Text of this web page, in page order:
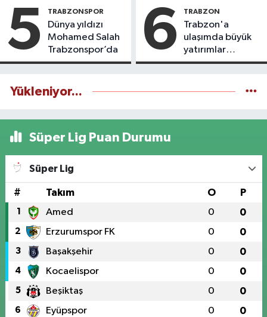
5 TRABZONSPOR
Dünya yıldızı
Mohamed Salah
Trabzonspor’da
6 TRABZON
Trabzon'a
ulaşımda büyük
yatırımlar
yapılıyor
Yükleniyor...
Süper Lig Puan Durumu
Süper Lig
# Takım O P
1 Amed 0 0
2 Erzurumspor FK 0 0
3 Başakşehir 0 0
4 Kocaelispor 0 0
5 Beşiktaş 0 0
6 Eyüpspor 0 0